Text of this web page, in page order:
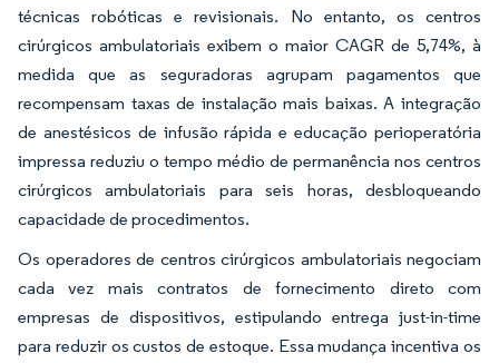
técnicas robóticas e revisionais. No entanto, os centros
cirúrgicos ambulatoriais exibem o maior CAGR de 5,74%, à
medida que as seguradoras agrupam pagamentos que
recompensam taxas de instalação mais baixas. A integração
de anestésicos de infusão rápida e educação perioperatória
impressa reduziu o tempo médio de permanência nos centros
cirúrgicos ambulatoriais para seis horas, desbloqueando
capacidade de procedimentos.
Os operadores de centros cirúrgicos ambulatoriais negociam
cada vez mais contratos de fornecimento direto com
empresas de dispositivos, estipulando entrega just-in-time
para reduzir os custos de estoque. Essa mudança incentiva os